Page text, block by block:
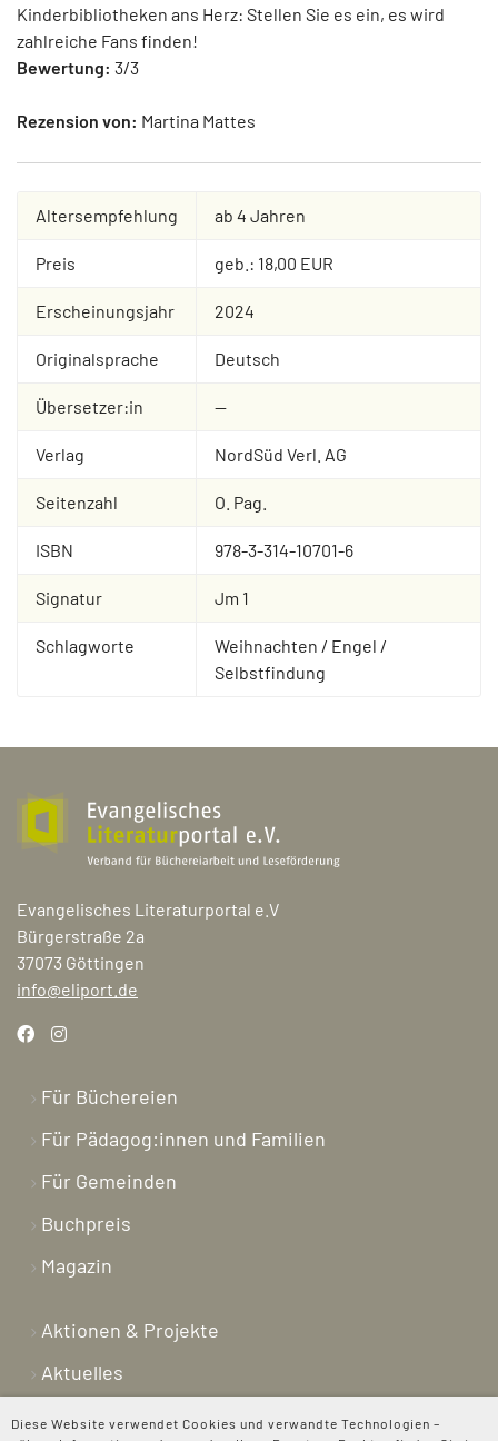
Diese Website verwendet Cookies und verwandte Technologien –
Kinderbibliotheken ans Herz: Stellen Sie es ein, es wird
zahlreiche Fans finden!
Bewertung: 3/3
Rezension von: Martina Mattes
Altersempfehlung ab 4 Jahren
Preis geb.: 18,00 EUR
Erscheinungsjahr 2024
Originalsprache Deutsch
Übersetzer:in --
Verlag NordSüd Verl. AG
Seitenzahl O. Pag.
ISBN 978-3-314-10701-6
Signatur Jm 1
Schlagworte
Weihnachten / Engel /
Selbstfindung
Evangelisches Literaturportal e.V
Bürgerstraße 2a
37073 Göttingen
info@eliport.de
Für Büchereien
Für Pädagog:innen und Familien
Für Gemeinden
Buchpreis
Magazin
Aktionen & Projekte
Aktuelles
Newsletter